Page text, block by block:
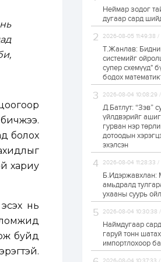
болох
хариу
нь
буйд
руу
Неймар зодог
дугаар сард
2026-08-05 11:49:38
Т.Жанлав:
системийг
супер схемүүд"
бодох
2026-08-04 10:08:29
Д.Батлут: “Зэв”
үйлдвэрийг
гурван нэр
дотоодын
эхэлсэн
2026-08-04 11:28:33
Б.Идэржавхлан:
амьдралд
ухааны суурь
2026-08-04 10:30:38
Наймдугаар
гаруй тонн
импортлохоор